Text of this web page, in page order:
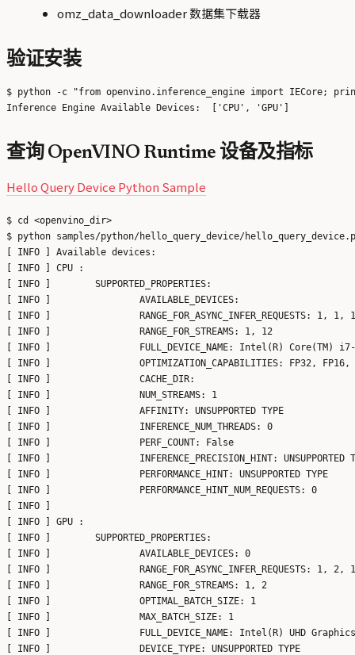
omz_data_downloader 数据集下载器
验证安装
$ python -c "from openvino.inference_engine import IECore;
查询 OpenVINO Runtime 设备及指标
Hello Query Device Python Sample
$ cd <openvino_dir>
$ python samples/python/hello_query_device/
[ INFO ] Available devices:
[ INFO ] CPU :
[ INFO ]        SUPPORTED_PROPERTIES:
[ INFO ]                AVAILABLE_DEVICES:
[ INFO ]                RANGE_FOR_ASYNC_INFER_REQUESTS: 1, 1, 1
[ INFO ]                RANGE_FOR_STREAMS: 1, 12
[ INFO ]                FULL_DEVICE_NAME: Intel(R) Core(TM) i7-
[ INFO ]                OPTIMIZATION_CAPABILITIES: FP32, FP16,
[ INFO ]                CACHE_DIR:
[ INFO ]                NUM_STREAMS: 1
[ INFO ]                AFFINITY: UNSUPPORTED TYPE
[ INFO ]                INFERENCE_NUM_THREADS: 0
[ INFO ]                PERF_COUNT: False
[ INFO ]                INFERENCE_PRECISION_HINT: UNSUPPORTED
[ INFO ]                PERFORMANCE_HINT: UNSUPPORTED TYPE
[ INFO ]                PERFORMANCE_HINT_NUM_REQUESTS: 0
[ INFO ]
[ INFO ] GPU :
[ INFO ]        SUPPORTED_PROPERTIES:
[ INFO ]                AVAILABLE_DEVICES: 0
[ INFO ]                RANGE_FOR_ASYNC_INFER_REQUESTS: 1, 2, 1
[ INFO ]                RANGE_FOR_STREAMS: 1, 2
[ INFO ]                OPTIMAL_BATCH_SIZE: 1
[ INFO ]                MAX_BATCH_SIZE: 1
[ INFO ]                FULL_DEVICE_NAME: Intel(R) UHD
[ INFO ]                DEVICE_TYPE: UNSUPPORTED TYPE